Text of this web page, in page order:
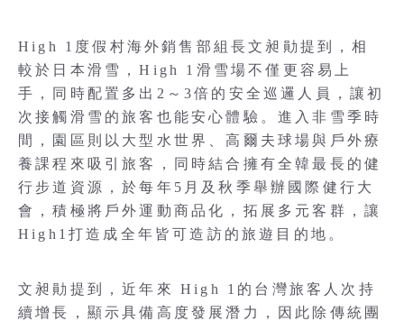
High 1度假村海外銷售部組長文昶勛提到，相
較於日本滑雪，High 1滑雪場不僅更容易上
手，同時配置多出2～3倍的安全巡邏人員，讓初
次接觸滑雪的旅客也能安心體驗。進入非雪季時
間，園區則以大型水世界、高爾夫球場與戶外療
養課程來吸引旅客，同時結合擁有全韓最長的健
行步道資源，於每年5月及秋季舉辦國際健行大
會，積極將戶外運動商品化，拓展多元客群，讓
High1打造成全年皆可造訪的旅遊目的地。
文昶勛提到，近年來 High 1的台灣旅客人次持
續增長，顯示具備高度發展潛力，因此除傳統團